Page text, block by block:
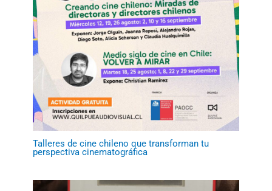
Talleres de cine chileno que transforman tu
perspectiva cinematográfica